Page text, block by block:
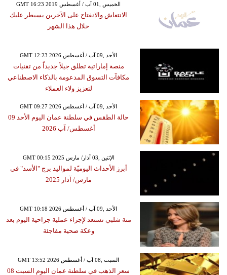
GMT 16:23 2019 الخميس ,01 آب / أغسطس
الانتعاش والانفتاح على الآخرين يسيطر عليك
خلال هذا الشهر
GMT 12:23 2026 الأحد ,09 آب / أغسطس
منصة إماراتية تطلق جيلاً جديداً من تقنيات
مكافآت التسوق المدعومة بالذكاء الاصطناعي
لتعزيز ولاء العملاء
GMT 09:27 2026 الأحد ,09 آب / أغسطس
حالة الطقس في سلطنة عمان اليوم الأحد 09
أغسطس/ آب 2026
GMT 00:15 2025 الإثنين ,03 آذار/ مارس
أبرز الأحداث اليوميّة لمواليد برج "الأسد" في
مارس/ آذار 2025
GMT 10:18 2026 الأحد ,09 آب / أغسطس
منة شلبي تستعد لإجراء عملية جراحية اليوم بعد
وعكة صحية مفاجئة
GMT 13:52 2026 السبت ,08 آب / أغسطس
سعر الذهب في سلطنة عمان اليوم السبت 08